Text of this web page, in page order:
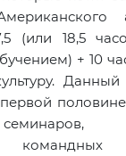
(или 18,5
+ 10